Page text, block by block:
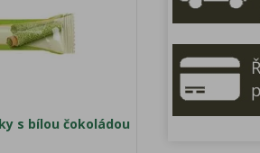
s bílou čokoládou